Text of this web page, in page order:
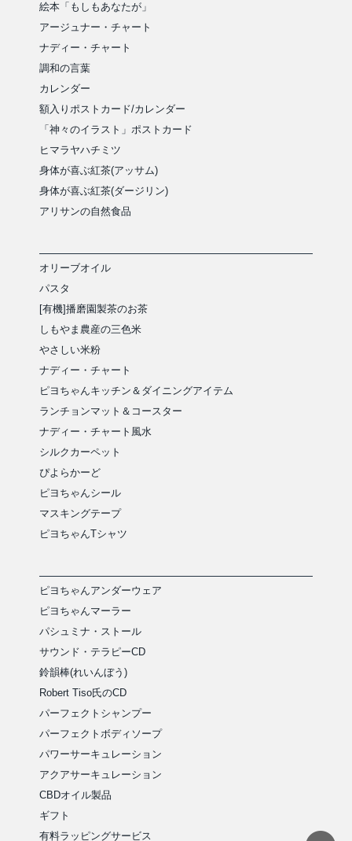
絵本「もしもあなたが」
アージュナー・チャート
ナディー・チャート
調和の言葉
カレンダー
額入りポストカード/カレンダー
「神々のイラスト」ポストカード
ヒマラヤハチミツ
身体が喜ぶ紅茶(アッサム)
身体が喜ぶ紅茶(ダージリン)
アリサンの自然食品
オリーブオイル
パスタ
[有機]播磨園製茶のお茶
しもやま農産の三色米
やさしい米粉
ナディー・チャート
ピヨちゃんキッチン＆ダイニングアイテム
ランチョンマット＆コースター
ナディー・チャート風水
シルクカーペット
ぴよらかーど
ピヨちゃんシール
マスキングテープ
ピヨちゃんTシャツ
ピヨちゃんアンダーウェア
ピヨちゃんマーラー
パシュミナ・ストール
サウンド・テラピーCD
鈴韻棒(れいんぼう)
Robert Tiso氏のCD
パーフェクトシャンプー
パーフェクトボディソープ
パワーサーキュレーション
アクアサーキュレーション
CBDオイル製品
ギフト
有料ラッピングサービス